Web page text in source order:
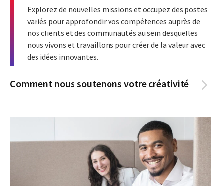
Explorez de nouvelles missions et occupez des postes
variés pour approfondir vos compétences auprès de
nos clients et des communautés au sein desquelles
nous vivons et travaillons pour créer de la valeur avec
des idées innovantes.
Comment nous soutenons votre créativité